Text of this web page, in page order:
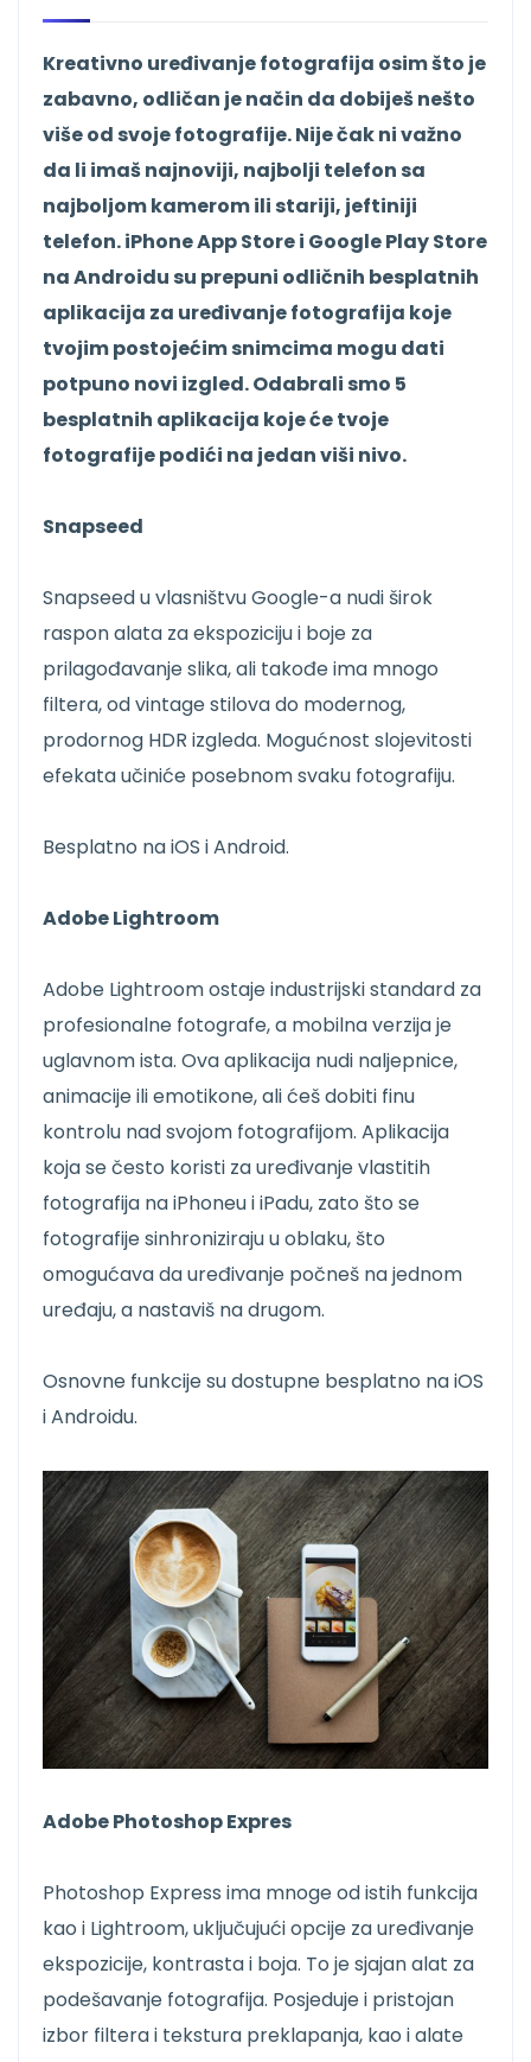
Kreativno uređivanje fotografija osim što je
zabavno, odličan je način da dobiješ nešto
više od svoje fotografije. Nije čak ni važno
da li imaš najnoviji, najbolji telefon sa
najboljom kamerom ili stariji, jeftiniji
telefon. iPhone App Store i Google Play Store
na Androidu su prepuni odličnih besplatnih
aplikacija za uređivanje fotografija koje
tvojim postojećim snimcima mogu dati
potpuno novi izgled. Odabrali smo 5
besplatnih aplikacija koje će tvoje
fotografije podići na jedan viši nivo.
Snapseed
Snapseed u vlasništvu Google-a nudi širok
raspon alata za ekspoziciju i boje za
prilagođavanje slika, ali takođe ima mnogo
filtera, od vintage stilova do modernog,
prodornog HDR izgleda. Mogućnost slojevitosti
efekata učiniće posebnom svaku fotografiju.
Besplatno na iOS i Android.
Adobe Lightroom
Adobe Lightroom ostaje industrijski standard za
profesionalne fotografe, a mobilna verzija je
uglavnom ista. Ova aplikacija nudi naljepnice,
animacije ili emotikone, ali ćeš dobiti finu
kontrolu nad svojom fotografijom. Aplikacija
koja se često koristi za uređivanje vlastitih
fotografija na iPhoneu i iPadu, zato što se
fotografije sinhroniziraju u oblaku, što
omogućava da uređivanje počneš na jednom
uređaju, a nastaviš na drugom.
Osnovne funkcije su dostupne besplatno na iOS
i Androidu.
Adobe Photoshop Expres
Photoshop Express ima mnoge od istih funkcija
kao i Lightroom, uključujući opcije za uređivanje
ekspozicije, kontrasta i boja. To je sjajan alat za
podešavanje fotografija. Posjeduje i pristojan
izbor filtera i tekstura preklapanja, kao i alate